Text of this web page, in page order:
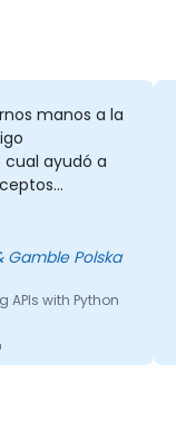
manos a la
ayudó a
diapositivas
Gamble Polska
APIs with Python